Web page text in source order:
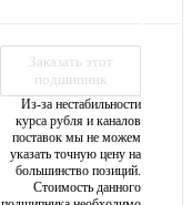
Заказать этот
подшипник
Из-за нестабильности
курса рубля и каналов
поставок мы не можем
указать точную цену на
большинство позиций.
Стоимость данного